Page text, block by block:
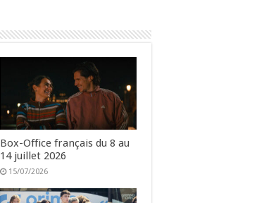
Box-Office français du 8 au
14 juillet 2026
15/07/2026